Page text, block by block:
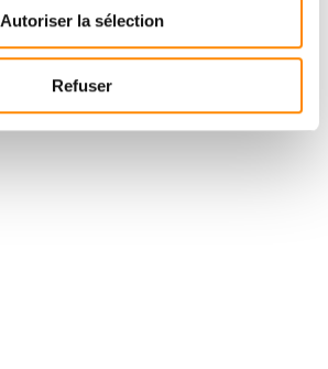
Autoriser la sélection
Refuser